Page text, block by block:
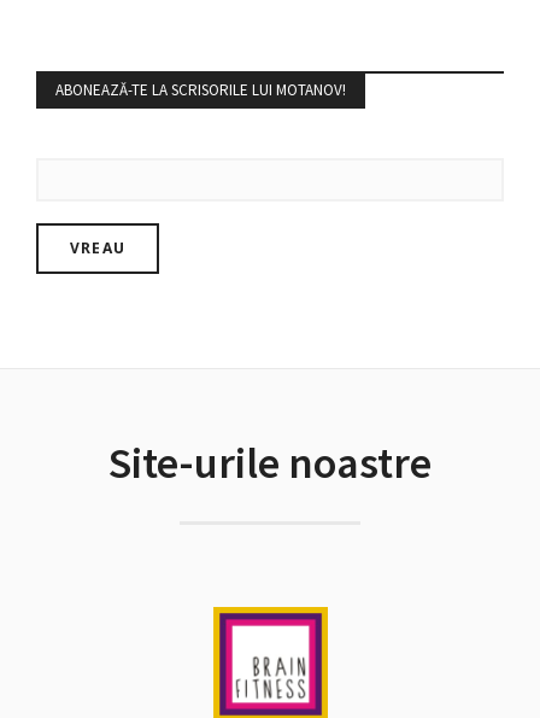
ABONEAZĂ-TE LA SCRISORILE LUI MOTANOV!
Site-urile noastre